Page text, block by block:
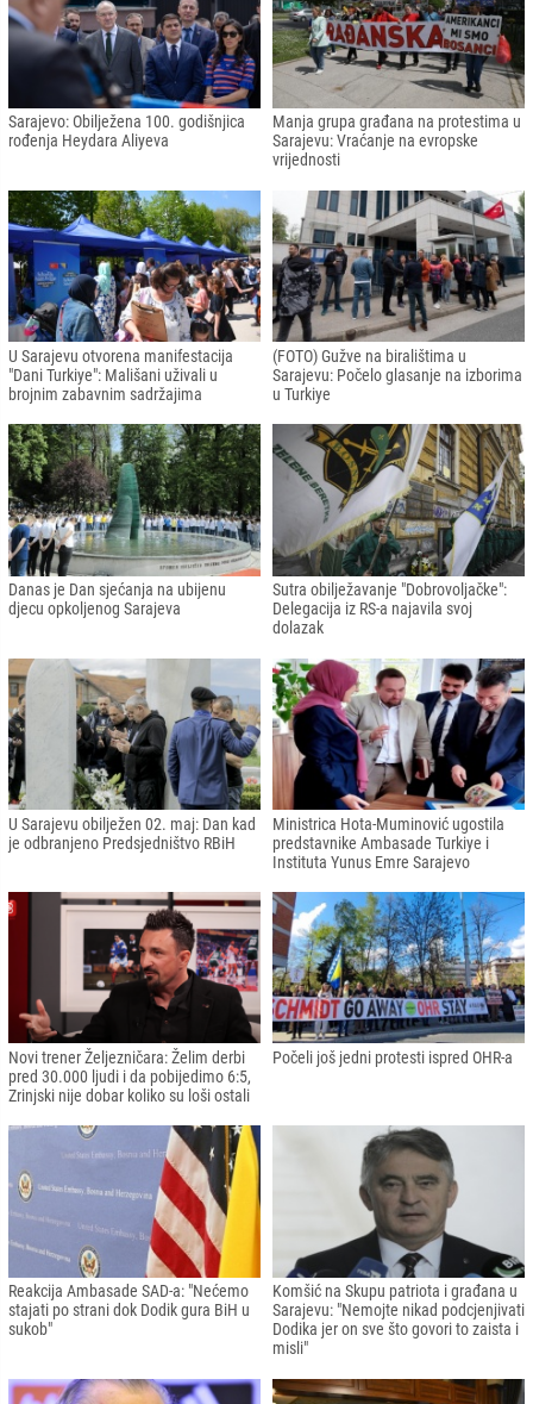
Sarajevo: Obilježena 100. godišnjica
rođenja Heydara Aliyeva
Manja grupa građana na protestima u
Sarajevu: Vraćanje na evropske
vrijednosti
U Sarajevu otvorena manifestacija
"Dani Turkiye": Mališani uživali u
brojnim zabavnim sadržajima
(FOTO) Gužve na biralištima u
Sarajevu: Počelo glasanje na izborima
u Turkiye
Danas je Dan sjećanja na ubijenu
djecu opkoljenog Sarajeva
Sutra obilježavanje "Dobrovoljačke":
Delegacija iz RS-a najavila svoj
dolazak
U Sarajevu obilježen 02. maj: Dan kad
je odbranjeno Predsjedništvo RBiH
Ministrica Hota-Muminović ugostila
predstavnike Ambasade Turkiye i
Instituta Yunus Emre Sarajevo
Novi trener Željezničara: Želim derbi
pred 30.000 ljudi i da pobijedimo 6:5,
Zrinjski nije dobar koliko su loši ostali
Počeli još jedni protesti ispred OHR-a
Reakcija Ambasade SAD-a: "Nećemo
stajati po strani dok Dodik gura BiH u
sukob"
Komšić na Skupu patriota i građana u
Sarajevu: "Nemojte nikad podcjenjivati
Dodika jer on sve što govori to zaista i
misli"